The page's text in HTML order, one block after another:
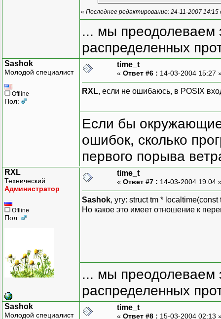
printf("error");
return false;
}
//
// convert tm to
void
{
int d, m, y;
char buf1[128];
strcpy(buf1,
if (buf)
strcpy(buf,
return;
strcat(buf,
sprintf(buf1,
strcat(buf,
strcat(buf,
int getdate_r (const
« Последнее редактирование: 24-11-2007 14:15
... мы преодолеваем
распределенных
Sashok
Молодой специалист
Offline
Пол:
time_t
« Ответ #6 : 14-03-2004 15:27
RXL, если не ошибаюсь, в POSIX
Если бы
ошибок, сколько
первого порыва
RXL
Технический
Администратор
Offline
Пол:
time_t
« Ответ #7 : 14-03-2004 19:04
Sashok, угу: struct tm *
Но какое это имеет отношение к
... мы преодолеваем
распределенных
Sashok
Молодой специалист
time_t
« Ответ #8 : 15-03-2004 02:13